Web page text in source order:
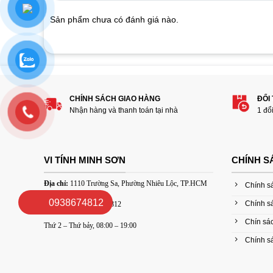
customer
ratings
Sản phẩm chưa có đánh giá nào.
Hãy là người đánh giá đầu tiên cho sản
1
Đánh giá của bạn
Thêm ảnh đánh giá
CHÍNH SÁCH GIAO HÀNG
Nhận hàng và thanh toán tại nhà
ĐỔI
1
VI TÍNH MINH SƠN
Địa chỉ: 1110 Trường Sa, Phường Nhiêu Lộc, TP.HCM
Điện Thoại :0938674812
Thứ 2 – Thứ bảy, 08:00 – 19:00
CHÍNH
Chính
Chính
Chín
Chính
0938674812